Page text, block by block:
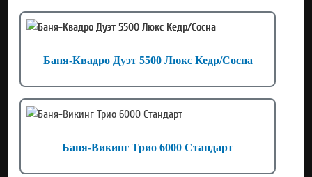
Баня-Квадро Дуэт 5500 Люкс Кедр/Сосна
Баня-Викинг Трио 6000 Стандарт